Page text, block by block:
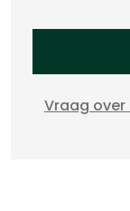
Vraag